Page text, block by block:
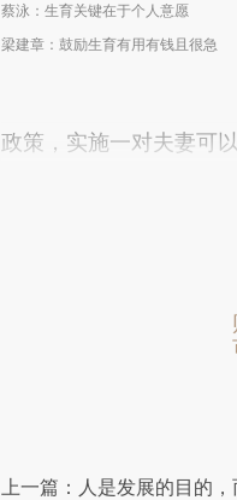
蔡泳：生育关键在于个人意愿
梁建章：鼓励生育有用有钱且很急
政策，实施一对夫妻可
上一篇：人是发展的目的